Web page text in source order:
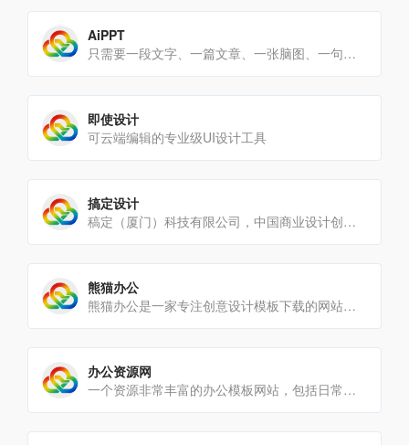
AiPPT
只需要一段文字、一篇文章、一张脑图、一句标题就可生成完美的PPT
即使设计
可云端编辑的专业级UI设计工具
搞定设计
稿定（厦门）科技有限公司，中国商业设计创新品牌。2010年创建至今，我们坚持倡导数字化世界的高效、合作的经营哲[…]
熊猫办公
熊猫办公是一家专注创意设计模板下载的网站，涵盖行业优质精品PPT模板、Word模板、Excel模板、免抠元素、[…]
办公资源网
一个资源非常丰富的办公模板网站，包括日常办公用到的PPT模板、Word模板、Excel模板、以及各种实用的Ex[…]